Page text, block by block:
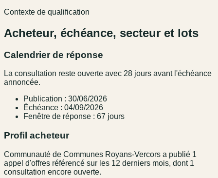
Contexte de qualification
Acheteur, échéance, secteur et lots
Calendrier de réponse
La consultation reste ouverte avec 28 jours avant l'échéance
annoncée.
Publication : 30/06/2026
Échéance : 04/09/2026
Fenêtre de réponse : 67 jours
Profil acheteur
Communauté de Communes Royans-Vercors a publié 1
appel d'offres référencé sur les 12 derniers mois, dont 1
consultation encore ouverte.